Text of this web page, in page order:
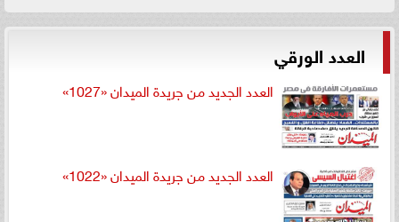
العدد الورقي
العدد الجديد من جريدة الميدان «1027»
العدد الجديد من جريدة الميدان «1022»